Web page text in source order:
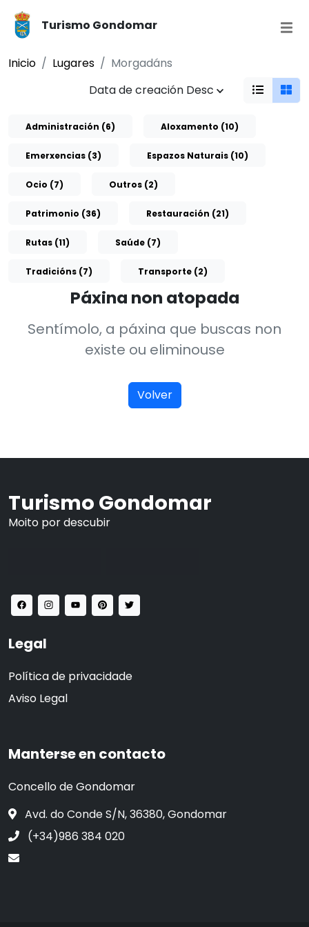
Turismo Gondomar
Inicio Lugares
Morgadáns
Data de creación Desc
Administración (6) Aloxamento (10)
Emerxencias (3) Espazos Naturais (10)
Ocio (7) Outros (2)
Patrimonio (36) Restauración (21)
Rutas (11) Saúde (7)
Tradicións (7) Transporte (2)
Páxina non atopada
Sentímolo, a páxina que buscas non
existe ou eliminouse
Volver
Turismo Gondomar
Moito por descubir
Legal
Política de privacidade
Aviso Legal
Manterse en contacto
Concello de Gondomar
Avd. do Conde S/N, 36380, Gondomar
(+34)986 384 020